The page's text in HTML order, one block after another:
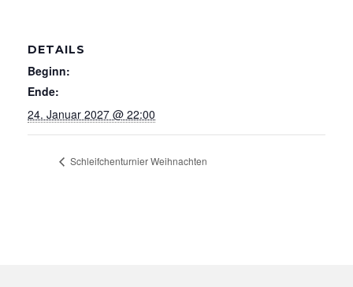
DETAILS
Beginn:
Ende:
24. Januar 2027 @ 22:00
Schleifchenturnier Weihnachten